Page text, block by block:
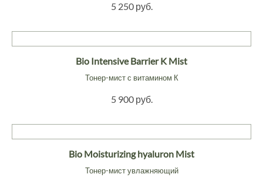
5 250 руб.
Bio Intensive Barrier K Mist
Тонер-мист с витамином К
5 900 руб.
Bio Moisturizing hyaluron Mist
Тонер-мист увлажняющий